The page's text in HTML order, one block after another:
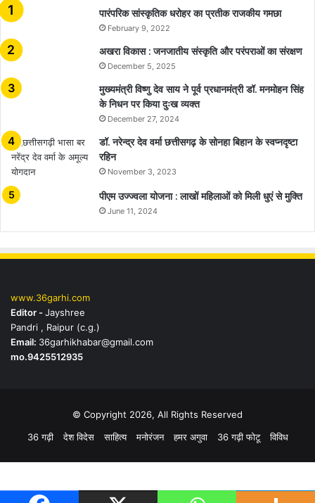
​​​​​​​पारंपरिक सांस्कृतिक धरोहर का प्रतीक राजकीय गमछा
February 9, 2022
अखरा विकास : जनजातीय संस्कृति और परंपराओं का संरक्षण
December 5, 2025
मुख्यमंत्री विष्णु देव साय ने पूर्व प्रधानमंत्री डॉ. मनमोहन सिंह
के निधन पर किया दुःख व्यक्त
December 27, 2024
डॉ. नरेन्द्र देव वर्मा छत्तीसगढ़ के सोनहा बिहान के स्वप्नदृष्टा
रहिन
November 3, 2023
पीएम उज्ज्वला योजना : लाखों महिलाओं को मिली धुएं से मुक्ति
June 11, 2024
www.36garhi.com
Editor -Jayshree
Pandri , Raipur (c.g.)
Email: 36garhikhabar@gmail.com
mo.9425512935
© Copyright 2026, All Rights Reserved
36 गढ़ी
देश विदेस साहित्य मनोरंजन हमर अगुवा 36 गढ़ी फोटू विविध